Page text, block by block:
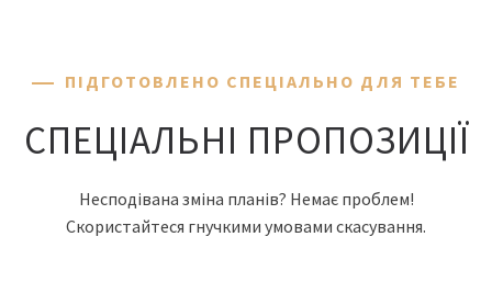
ПІДГОТОВЛЕНО СПЕЦІАЛЬНО ДЛЯ ТЕБЕ
СПЕЦІАЛЬНІ ПРОПОЗИЦІЇ
Несподівана зміна планів? Немає проблем!
Скористайтеся гнучкими умовами скасування.